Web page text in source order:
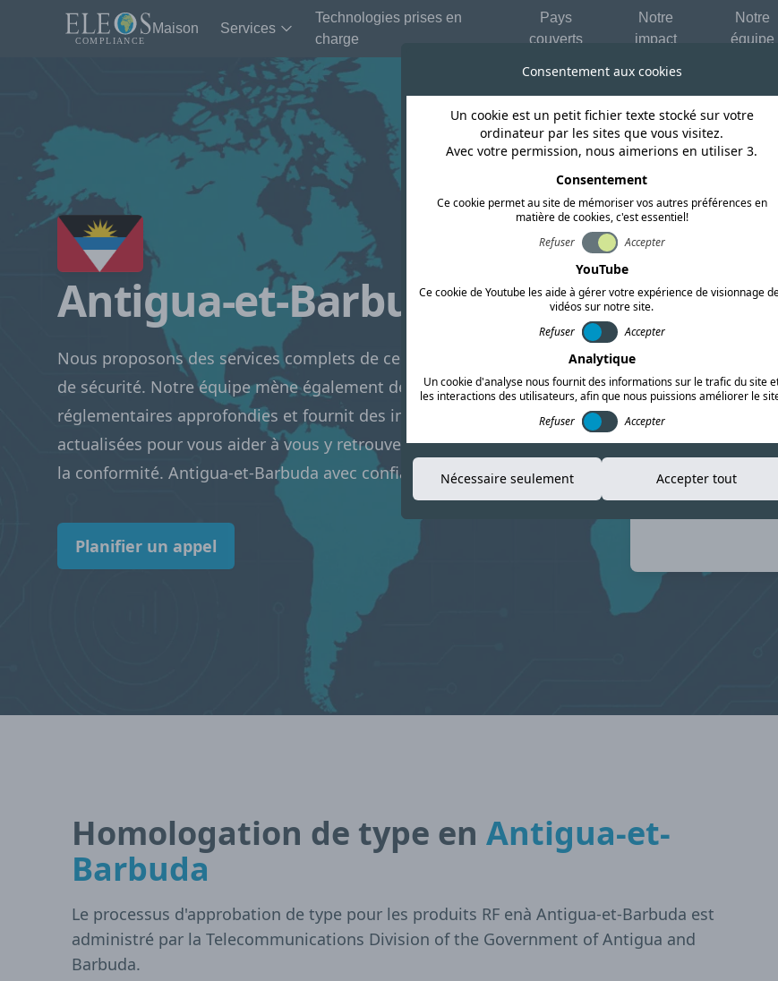
Maison Services
Technologies prises en
charge
Pays
couverts
Notre
impact
Notre
équipe
Antigua-et-Barbuda
Nous proposons des services complets de certification RF, CEM et
de sécurité. Notre équipe mène également des recherches
réglementaires approfondies et fournit des informations
actualisées pour vous aider à vous y retrouver dans le paysage de
la conformité. Antigua-et-Barbuda avec confiance.
Planifier un appel
Homologation de type en Antigua-et-
Barbuda
Le processus d'approbation de type pour les produits RF enà Antigua-et-Barbuda est
administré par la Telecommunications Division of the Government of Antigua and
Barbuda.
Consentement aux cookies
Un cookie est un petit fichier texte stocké sur votre
ordinateur par les sites que vous visitez.
Avec votre permission, nous aimerions en utiliser 3.
Consentement
Ce cookie permet au site de mémoriser vos autres préférences en
matière de cookies, c'est essentiel!
Refuser
Accepter
YouTube
Ce cookie de Youtube les aide à gérer votre expérience de visionnage
vidéos sur notre site.
Refuser
Accepter
Analytique
Un cookie d'analyse nous fournit des informations sur le trafic du site
les interactions des utilisateurs, afin que nous puissions améliorer le
Refuser
Accepter
Nécessaire seulement Accepter tout